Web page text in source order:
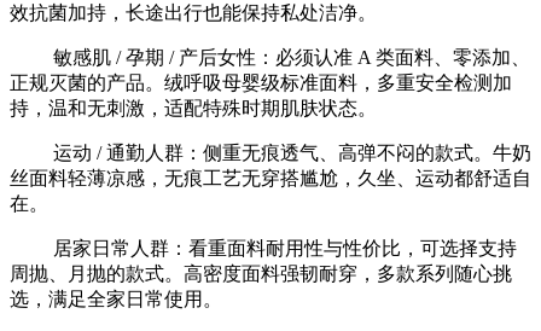
效抗菌加持，长途出行也能保持私处洁净。
敏感肌 / 孕期 / 产后女性：必须认准 A 类面料、零添加、
正规灭菌的产品。绒呼吸母婴级标准面料，多重安全检测加
持，温和无刺激，适配特殊时期肌肤状态。
运动 / 通勤人群：侧重无痕透气、高弹不闷的款式。牛奶
丝面料轻薄凉感，无痕工艺无穿搭尴尬，久坐、运动都舒适自
在。
居家日常人群：看重面料耐用性与性价比，可选择支持
周抛、月抛的款式。高密度面料强韧耐穿，多款系列随心挑
选，满足全家日常使用。